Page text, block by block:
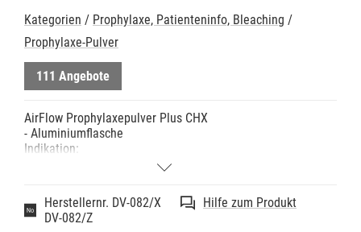
Kategorien / Prophylaxe, Patienteninfo, Bleaching /
Prophylaxe-Pulver
111 Angebote
AirFlow Prophylaxepulver Plus CHX
- Aluminiumflasche
Indikation:
- AirFlow Plus Pulver ist ein HighTech Pulver zur
Zahnstein von allen Oberflächenarten
Hinweise:
- Zuckerfrei
Herstellernr. DV-082/X
DV-082/Z
Hilfe zum Produkt